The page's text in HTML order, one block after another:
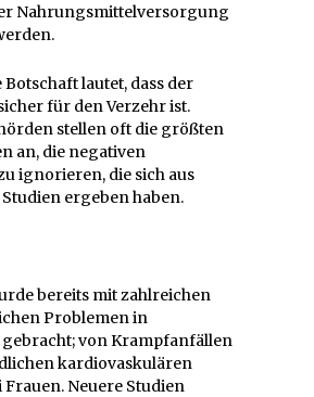
Nahrungsmittelversorgung
lautet, dass der
für den Verzehr ist.
stellen oft die größten
an, die negativen
ignorieren, die sich aus
ergeben haben.
bereits mit zahlreichen
Problemen in
von Krampfanfällen
kardiovaskulären
Neuere Studien